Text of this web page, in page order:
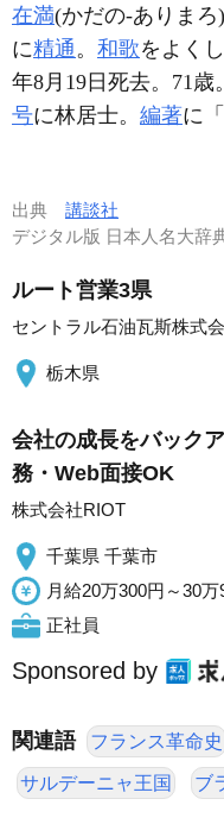
在満(かだの-ありまろ
に精通。 和歌をよく
年8月19日死去。71歳。
号に林居士。 編著に
出典 講談社
デジタル版 日本人名大
ルート営業3県
セントラル石油瓦斯株式
栃木県
会社の成長をバック
務・Web面接OK
株式会社RIOT
千葉県 千葉市
月給20万300円～30万
正社員
Sponsored by
関連語 フランス革命史
サルデーニャ王国 ブ